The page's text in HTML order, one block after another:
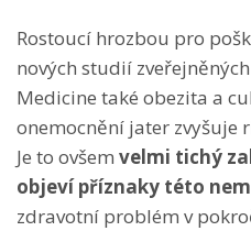
Rostoucí hrozbou pro
nových studií
Medicine také obezita a
onemocnění jater zvyšuje
Je to ovšem velmi tichý
objeví příznaky této
zdravotní problém v